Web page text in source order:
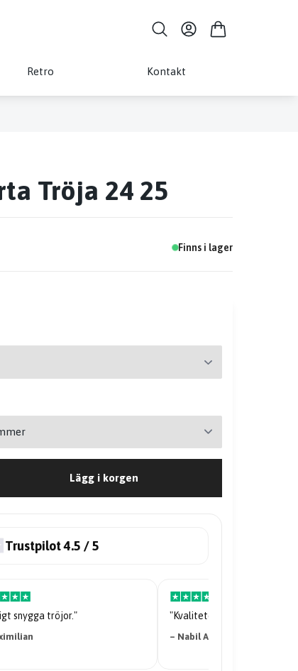
Retro Kontakt
Tröja 24 25
Finns i lager
Lägg i korgen
Trustpilot 4.5 / 5
snygga tröjor." "Kvaliteten på tröjan är
– Nabil Abdi